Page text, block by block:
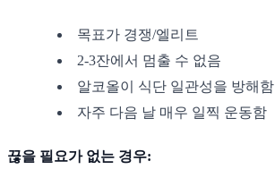
목표가 경쟁/엘리트
2-3잔에서 멈출 수 없음
알코올이 식단 일관성을 방해함
자주 다음 날 매우 일찍 운동함
끊을 필요가 없는 경우: